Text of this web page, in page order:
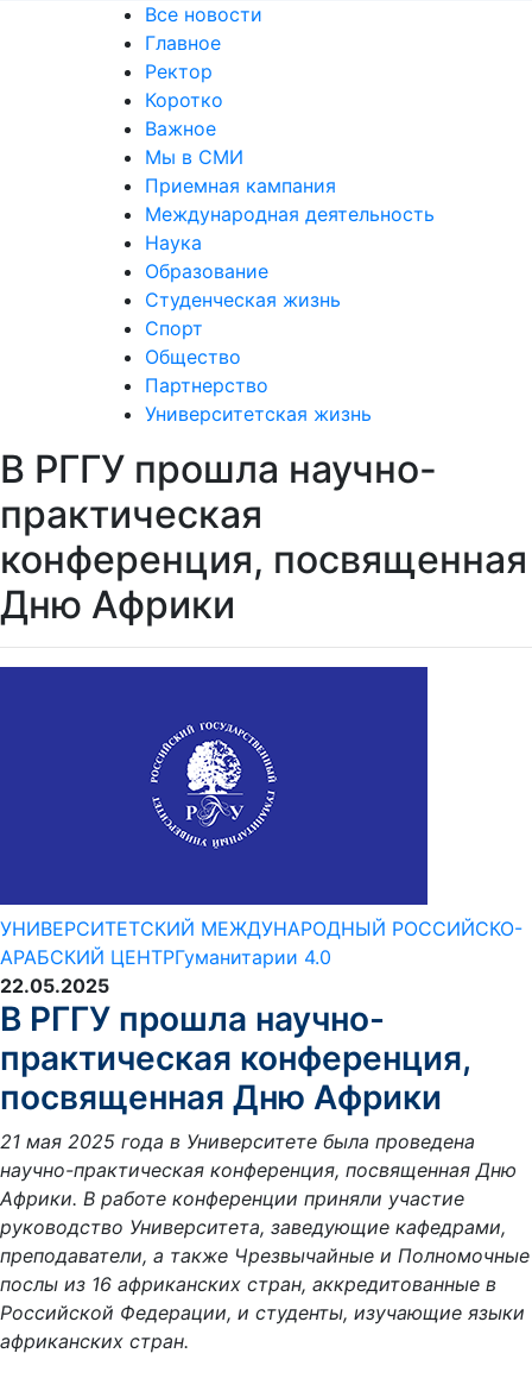
Все новости
Главное
Ректор
Коротко
Важное
Мы в СМИ
Приемная кампания
Международная деятельность
Наука
Образование
Студенческая жизнь
Спорт
Общество
Партнерство
Университетская жизнь
В РГГУ прошла научно-
практическая
конференция, посвященная
Дню Африки
УНИВЕРСИТЕТСКИЙ МЕЖДУНАРОДНЫЙ РОССИЙСКО-
АРАБСКИЙ ЦЕНТРГуманитарии 4.0
22.05.2025
В РГГУ прошла научно-
практическая конференция,
посвященная Дню Африки
21 мая 2025 года в Университете была проведена
научно-практическая конференция, посвященная Дню
Африки. В работе конференции приняли участие
руководство Университета, заведующие кафедрами,
преподаватели, а также Чрезвычайные и Полномочные
послы из 16 африканских стран, аккредитованные в
Российской Федерации, и студенты, изучающие языки
африканских стран.